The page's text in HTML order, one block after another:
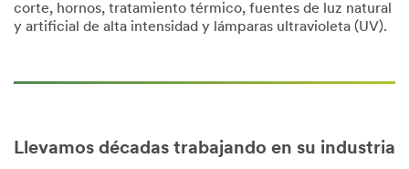
corte, hornos, tratamiento térmico, fuentes de luz natural
y artificial de alta intensidad y lámparas ultravioleta (UV).
Llevamos décadas trabajando en su industria